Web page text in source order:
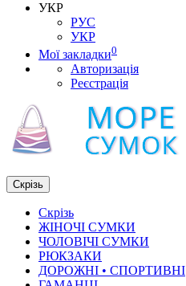
УКР
РУС
УКР
Мої закладки0
Авторизація
Реєстрація
Скрізь
Скрізь
ЖІНОЧІ СУМКИ
ЧОЛОВІЧІ СУМКИ
РЮКЗАКИ
ДОРОЖНІ • СПОРТИВНІ